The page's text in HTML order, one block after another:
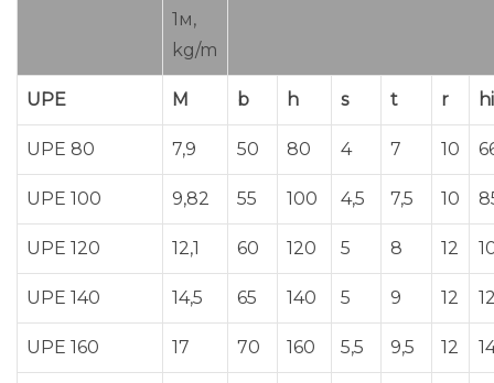
1м,
kg/m
UPE M b h s t r hi
UPE 80 7,9 50 80 4 7 10
UPE 100 9,82 55 100 4,5 7,5 10
UPE 120 12,1 60 120 5 8 12
UPE 140 14,5 65 140 5 9 12
UPE 160 17 70 160 5,5 9,5 12